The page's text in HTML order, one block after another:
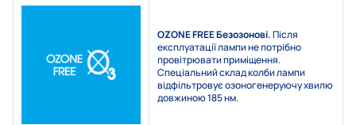
OZONE FREEБезозонові.Після
експлуатації лампи не потрібно
провітрювати приміщення.
Спеціальний склад колби лампи
відфільтровує озоногенеруючу хвилю
довжиною 185 нм.